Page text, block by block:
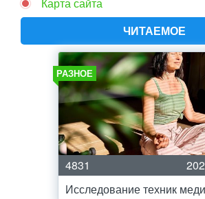
ЧИТАЕМОЕ
РАЗНОЕ
4831
Исследование техник